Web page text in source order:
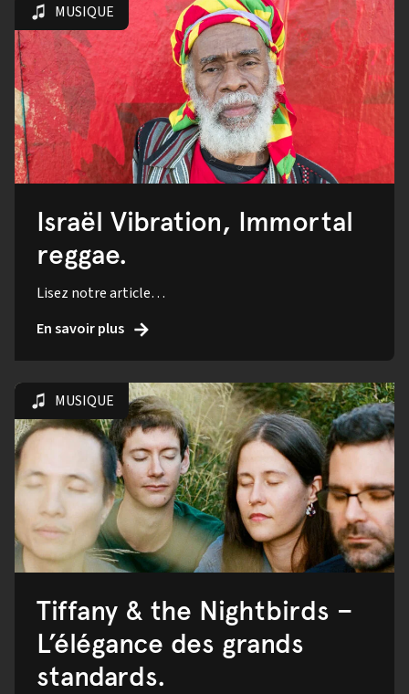
MUSIQUE
Israël Vibration, Immortal
reggae.
Lisez notre article…
En savoir plus
MUSIQUE
Tiffany & the Nightbirds –
L’élégance des grands
standards.